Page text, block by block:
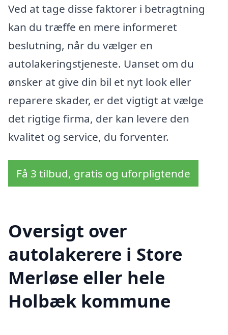
Ved at tage disse faktorer i betragtning
kan du træffe en mere informeret
beslutning, når du vælger en
autolakeringstjeneste. Uanset om du
ønsker at give din bil et nyt look eller
reparere skader, er det vigtigt at vælge
det rigtige firma, der kan levere den
kvalitet og service, du forventer.
Få 3 tilbud, gratis og uforpligtende
Oversigt over
autolakerere i Store
Merløse eller hele
Holbæk kommune